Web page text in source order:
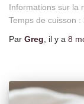
Informations sur la
Temps de cuisson :
Par Greg, il y a 8